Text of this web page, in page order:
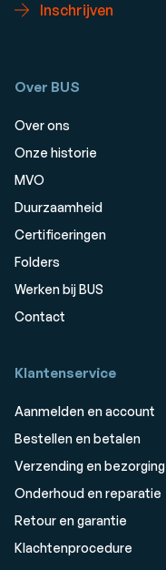
Inschrijven
Over BUS
Over ons
Onze historie
MVO
Duurzaamheid
Certificeringen
Folders
Werken bij BUS
Contact
Klantenservice
Aanmelden en account
Bestellen en betalen
Verzending en bezorging
Onderhoud en reparatie
Retour en garantie
Klachtenprocedure